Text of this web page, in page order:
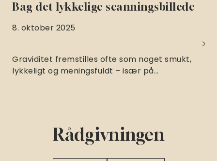
Bag det lykkelige scanningsbillede
8. oktober 2025
Graviditet fremstilles ofte som noget smukt,
lykkeligt og meningsfuldt – især på…
Rådgivningen